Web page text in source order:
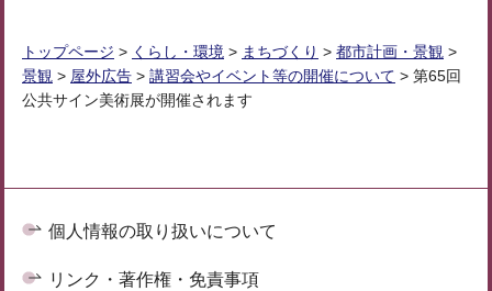
トップページ > くらし・環境 > まちづくり > 都市計画・景観 >
景観 > 屋外広告 > 講習会やイベント等の開催について > 第65回
公共サイン美術展が開催されます
個人情報の取り扱いについて
リンク・著作権・免責事項